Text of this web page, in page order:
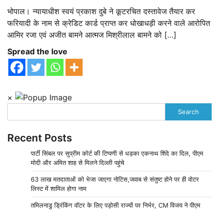
भोपाल। न्यायाधीश स्वयं प्रकाश दुबे ने कूटरचित दस्तावेज तैयार कर
फरियादी के नाम से क्रेडिट कार्ड प्राप्त कर धोखाधड़ी करने वाले आरोपित
आमिर रजा एवं अजीत बामने आत्मज मिश्रीलाल बामने को […]
Spread the love
×
Search
Recent Posts
पार्टी सिंबल पर सुप्रीम कोर्ट की टिप्पणी से धड़का एकनाथ शिंदे का दिल, पीएम
मोदी और अमित शाह से मिलने दिल्ली पहुंचे
63 लाख मतदाताओं को भेजा जाएगा नोटिस,जवाब से संतुष्ट होने पर ही वोटर
लिस्ट में शामिल होगा नाम
तमिलनाडु ड्रिंकिंग वॉटर के लिए पड़ोसी राज्यों पर निर्भर, CM विजय ने पीएम